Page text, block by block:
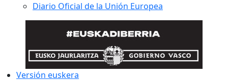
Diario Oficial de la Unión Europea
Versión euskera